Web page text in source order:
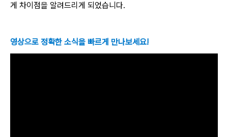
게 차이점을 알려드리게 되었습니다.
영상으로 정확한 소식을 빠르게 만나보세요!